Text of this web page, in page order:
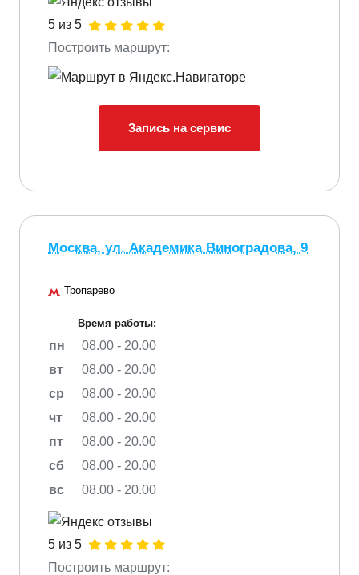
5 из 5
Построить маршрут:
Запись на сервис
Москва, ул. Академика Виноградова, 9
Тропарево
Время работы:
пн
08.00 - 20.00
вт
08.00 - 20.00
ср
08.00 - 20.00
чт
08.00 - 20.00
пт
08.00 - 20.00
сб
08.00 - 20.00
вс
08.00 - 20.00
5 из 5
Построить маршрут: